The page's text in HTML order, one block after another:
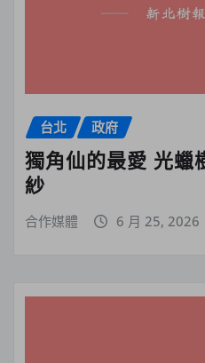
台北 政府
獨角仙的最愛 光蠟
紗
合作媒體 6 月 25, 2026